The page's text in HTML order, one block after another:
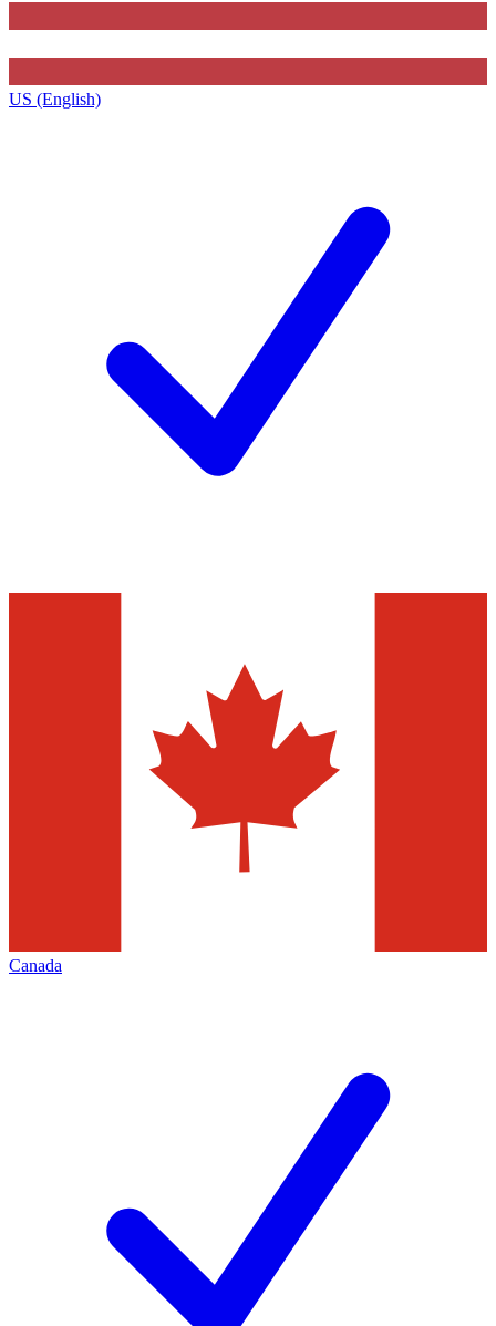
US (English)
Canada